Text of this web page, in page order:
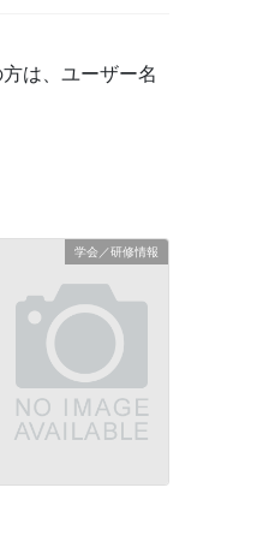
は、ユーザー名
学会／研修情報